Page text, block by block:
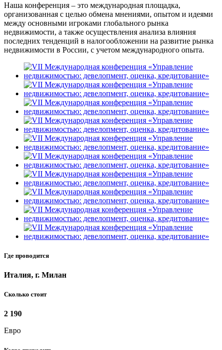
Наша конференция – это международная площадка,
организованная с целью обмена мнениями, опытом и идеями
между основными игроками глобального рынка
недвижимости, а также осуществления анализа влияния
последних тенденций в налогообложении на развитие рынка
недвижимости в России, с учетом международного опыта.
Где проводится
Италия, г. Милан
Сколько стоит
2 190
Евро